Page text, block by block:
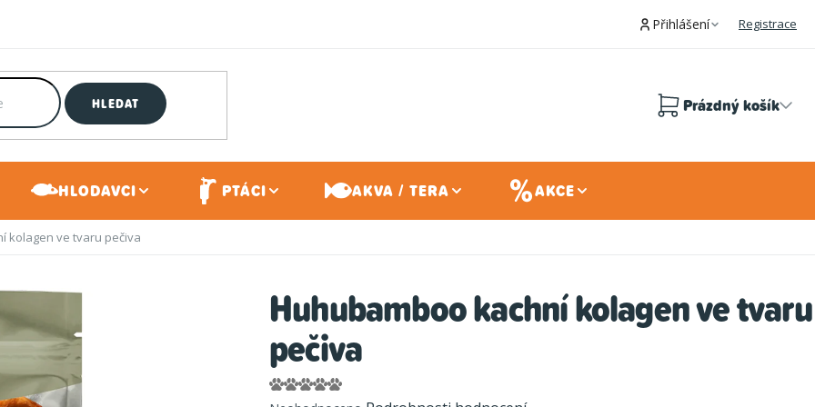
Přihlášení Registrace
HLEDAT Prázdný košík
HLODAVCI PTÁCI AKVA / TERA AKCE
kolagen ve tvaru pečiva
Huhubamboo kachní kolagen ve tvaru
pečiva
Průměrné